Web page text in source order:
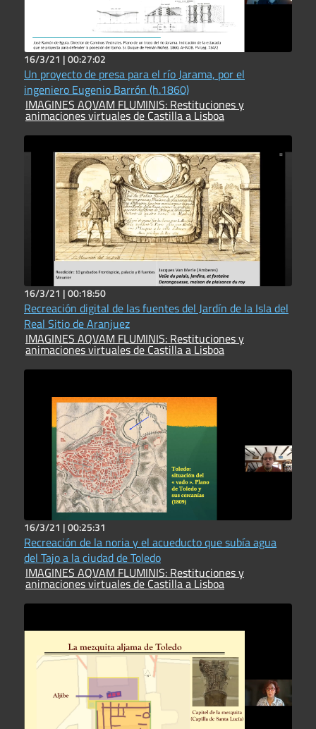
16/3/21 |00:27:02
Un proyecto de presa para el río Jarama, por el
ingeniero Eugenio Barrón (h.1860)
IMAGINES AQVAM FLUMINIS: Restituciones y
animaciones virtuales de Castilla a Lisboa
16/3/21 |00:18:50
Recreación digital de las fuentes del Jardín de la Isla del
Real Sitio de Aranjuez
IMAGINES AQVAM FLUMINIS: Restituciones y
animaciones virtuales de Castilla a Lisboa
16/3/21 |00:25:31
Recreación de la noria y el acueducto que subía agua
del Tajo a la ciudad de Toledo
IMAGINES AQVAM FLUMINIS: Restituciones y
animaciones virtuales de Castilla a Lisboa